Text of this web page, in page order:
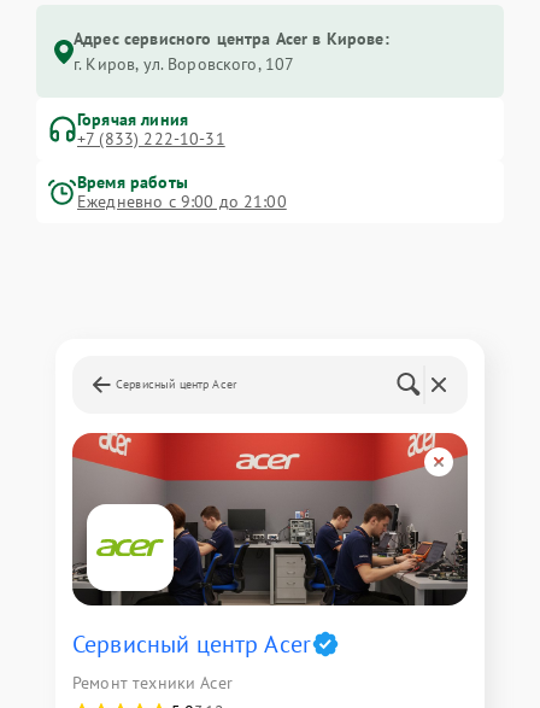
Адрес сервисного центра Acer в Кирове:
г. Киров, ул. Воровского, 107
Горячая линия
+7 (833) 222-10-31
Время работы
Ежедневно с 9:00 до 21:00
Сервисный центр Acer
Сервисный центр Acer
Ремонт техники Acer